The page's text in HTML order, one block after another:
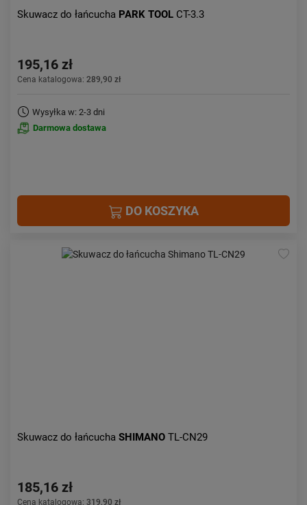
Skuwacz do łańcucha PARK TOOL CT-3.3
195,16 zł
Cena katalogowa: 289,90 zł
Wysyłka w: 2-3 dni
Darmowa dostawa
DO KOSZYKA
Skuwacz do łańcucha SHIMANO TL-CN29
185,16 zł
Cena katalogowa: 319,90 zł